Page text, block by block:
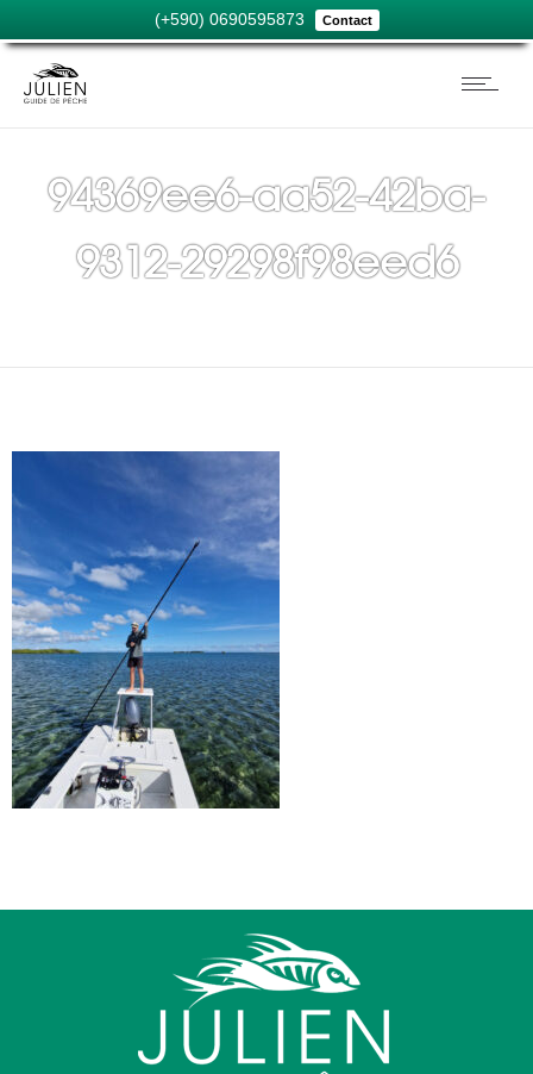
(+590) 0690595873 Contact
94369ee6-aa52-42ba-
9312-29298f98eed6